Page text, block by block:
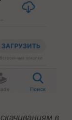
в